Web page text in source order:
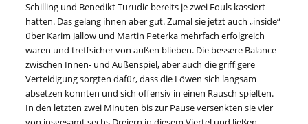
Schilling und Benedikt Turudic bereits je zwei Fouls kassiert
hatten. Das gelang ihnen aber gut. Zumal sie jetzt auch „inside“
über Karim Jallow und Martin Peterka mehrfach erfolgreich
waren und treffsicher von außen blieben. Die bessere Balance
zwischen Innen- und Außenspiel, aber auch die griffigere
Verteidigung sorgten dafür, dass die Löwen sich langsam
absetzen konnten und sich offensiv in einen Rausch spielten.
In den letzten zwei Minuten bis zur Pause versenkten sie vier